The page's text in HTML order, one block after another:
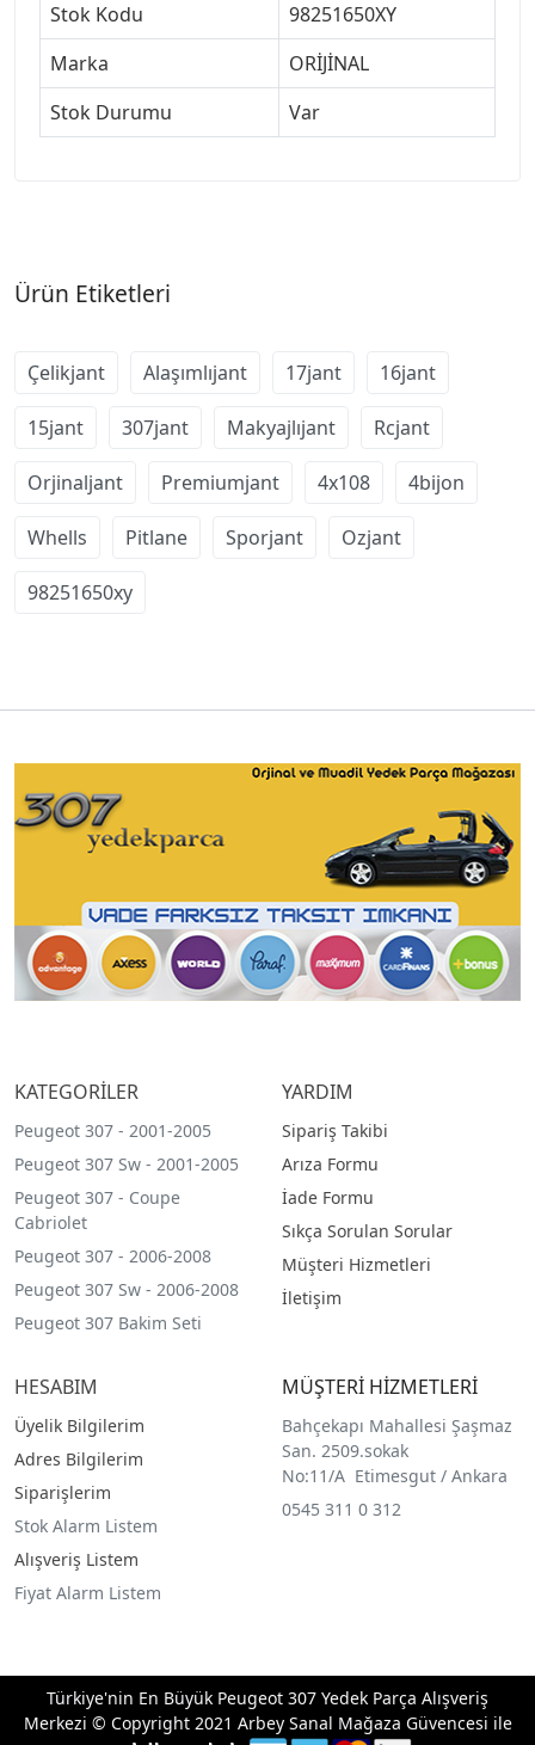
Stok Kodu
98251650XY
Marka
ORİJİNAL
Stok Durumu
Var
Ürün Etiketleri
Çelikjant Alaşımlıjant 17jant 16jant
15jant 307jant Makyajlıjant Rcjant
Orjinaljant Premiumjant 4x108 4bijon
Whells Pitlane Sporjant Ozjant
98251650xy
KATEGORİLER
Peugeot 307 - 2001-2005
Peugeot 307 Sw - 2001-2005
Peugeot 307 - Coupe
Cabriolet
Peugeot 307 - 2006-2008
Peugeot 307 Sw - 2006-2008
Peugeot 307 Bakim Seti
YARDIM
Sipariş Takibi
Arıza Formu
İade Formu
Sıkça Sorulan Sorular
Müşteri Hizmetleri
İletişim
HESABIM
Üyelik Bilgilerim
Adres Bilgilerim
Siparişlerim
Stok Alarm Listem
Alışveriş Listem
Fiyat Alarm Listem
MÜŞTERİ HİZMETLERİ
Bahçekapı Mahallesi Şaşmaz
San. 2509.sokak
No:11/A Etimesgut / Ankara
0545 311 0 312
Türkiye'nin En Büyük Peugeot 307 Yedek Parça Alışveriş
Merkezi © Copyright 2021 Arbey Sanal Mağaza Güvencesi ile